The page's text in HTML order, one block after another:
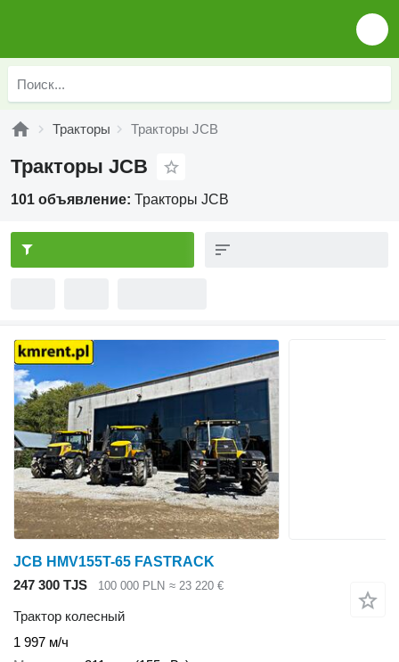
Тракторы Тракторы JCB
Тракторы JCB
101 объявление: Тракторы JCB
JCB HMV155T-65 FASTRACK
247 300 TJS
100 000 PLN ≈ 23 220 €
Трактор колесный
1 997 м/ч